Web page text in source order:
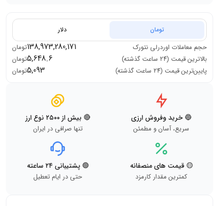
تومان دلار
حجم معاملات اوردرلی نتورک 138,973,280,171تومان
بالاترین قیمت (۲۴ ساعت گذشته)
5,648.6تومان
پایین‌ترین قیمت (۲۴ ساعت گذشته)
5,093تومان
🔵 خرید وفروش ارزی
سریع، آسان و مطمئن
🔴 بیش از ۲۵۰۰ نوع ارز
تنها صرافی در ایران
🟡 قیمت های منصفانه
کمترین مقدار کارمزد
🟢 پشتیبانی ۲۴ ساعته
حتی در ایام تعطیل